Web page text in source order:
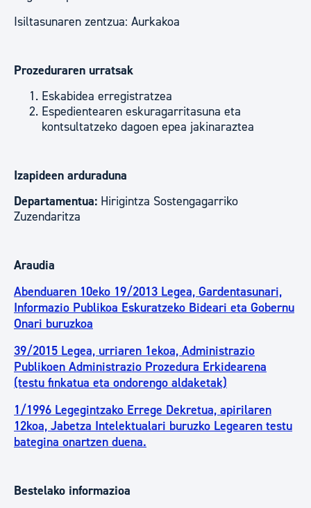
Isiltasunaren zentzua: Aurkakoa
Prozeduraren urratsak
Eskabidea erregistratzea
Espedientearen eskuragarritasuna eta
kontsultatzeko dagoen epea jakinaraztea
Izapideen arduraduna
Departamentua: Hirigintza Sostengagarriko
Zuzendaritza
Araudia
Abenduaren 10eko 19/2013 Legea, Gardentasunari,
Informazio Publikoa Eskuratzeko Bideari eta Gobernu
Onari buruzkoa
39/2015 Legea, urriaren 1ekoa, Administrazio
Publikoen Administrazio Prozedura Erkidearena
(testu finkatua eta ondorengo aldaketak)
1/1996 Legegintzako Errege Dekretua, apirilaren
12koa, Jabetza Intelektualari buruzko Legearen testu
bategina onartzen duena.
Bestelako informazioa